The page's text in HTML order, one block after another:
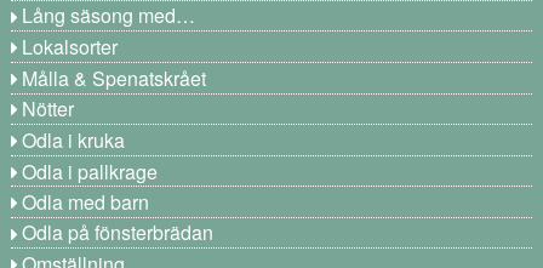
Lång säsong med…
Lokalsorter
Målla & Spenatskrået
Nötter
Odla i kruka
Odla i pallkrage
Odla med barn
Odla på fönsterbrädan